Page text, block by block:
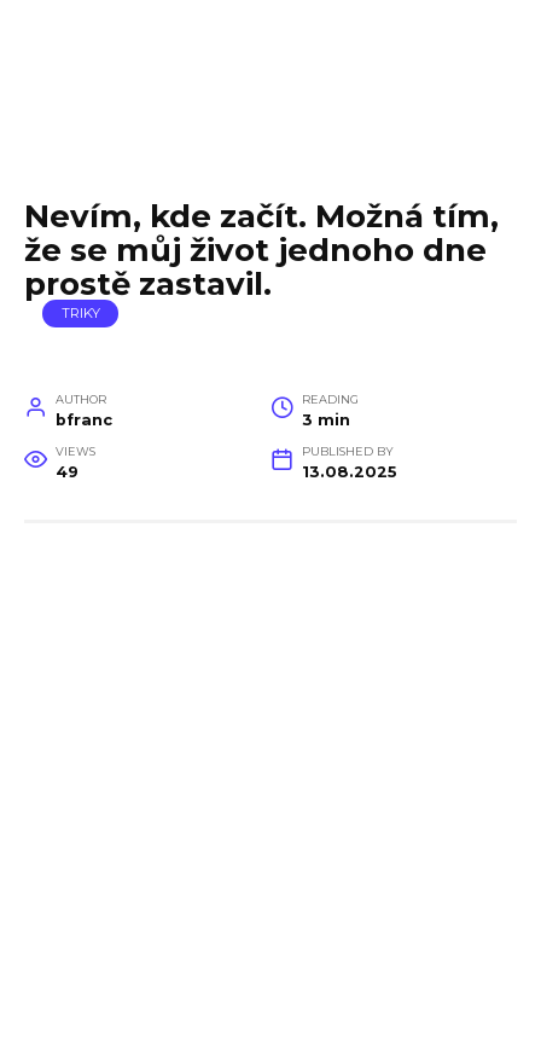
Nevím, kde začít. Možná tím,
že se můj život jednoho dne
prostě zastavil.
TRIKY
AUTHOR
bfranc
READING
3 min
VIEWS
49
PUBLISHED BY
13.08.2025